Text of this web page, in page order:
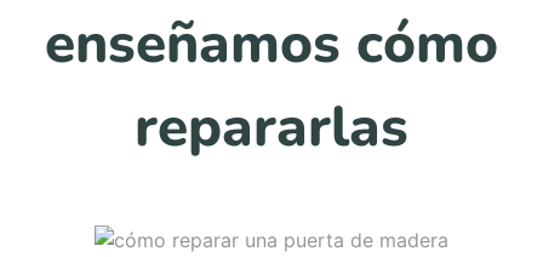
enseñamos cómo
repararlas